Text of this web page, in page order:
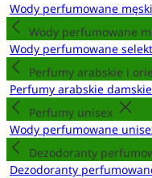
Wody perfumowane
Wody perfumowane
Wody perfumowane
Perfumy arabskie i
Perfumy arabskie damskie
Perfumy unisex
Wody perfumowane
Dezodoranty
Dezodoranty